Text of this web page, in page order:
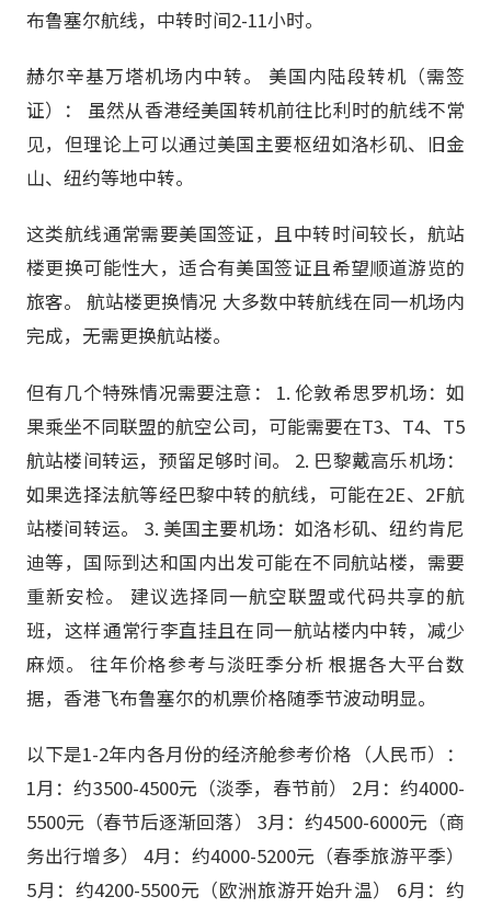
布鲁塞尔航线，中转时间2-11小时。
赫尔辛基万塔机场内中转。 美国内陆段转机（需签
证）： 虽然从香港经美国转机前往比利时的航线不常
见，但理论上可以通过美国主要枢纽如洛杉矶、旧金
山、纽约等地中转。
这类航线通常需要美国签证，且中转时间较长，航站
楼更换可能性大，适合有美国签证且希望顺道游览的
旅客。 航站楼更换情况 大多数中转航线在同一机场内
完成，无需更换航站楼。
但有几个特殊情况需要注意： 1. 伦敦希思罗机场：如
果乘坐不同联盟的航空公司，可能需要在T3、T4、T5
航站楼间转运，预留足够时间。 2. 巴黎戴高乐机场：
如果选择法航等经巴黎中转的航线，可能在2E、2F航
站楼间转运。 3. 美国主要机场：如洛杉矶、纽约肯尼
迪等，国际到达和国内出发可能在不同航站楼，需要
重新安检。 建议选择同一航空联盟或代码共享的航
班，这样通常行李直挂且在同一航站楼内中转，减少
麻烦。 往年价格参考与淡旺季分析 根据各大平台数
据，香港飞布鲁塞尔的机票价格随季节波动明显。
以下是1-2年内各月份的经济舱参考价格（人民币）：
1月：约3500-4500元（淡季，春节前） 2月：约4000-
5500元（春节后逐渐回落） 3月：约4500-6000元（商
务出行增多） 4月：约4000-5200元（春季旅游平季）
5月：约4200-5500元（欧洲旅游开始升温） 6月：约